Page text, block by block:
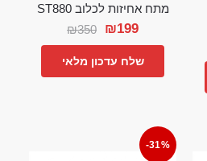
מתח אחיזות לכלוב ST880
₪350 ₪199
שלח עדכון מלאי
-31%